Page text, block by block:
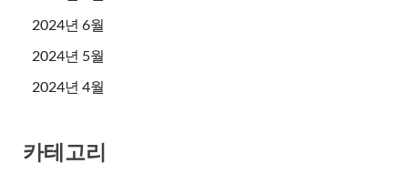
2024년 6월
2024년 5월
2024년 4월
카테고리